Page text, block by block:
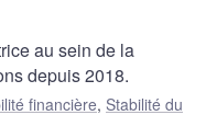
au sein de la
depuis 2018.
financière, Stabilité du